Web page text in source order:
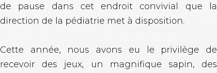
de pause dans cet endroit convivial que la
direction de la pédiatrie met à disposition.
Cette année, nous avons eu le privilège de
recevoir des jeux, un magnifique sapin, des